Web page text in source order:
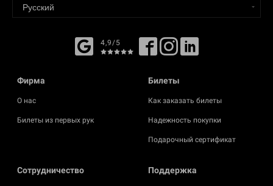
4,9/5
Фирма
О нас
Билеты из первых рук
Билеты
Как заказать билеты
Надежность покупки
Подарочный сертификат
Cотрудничество Поддержка